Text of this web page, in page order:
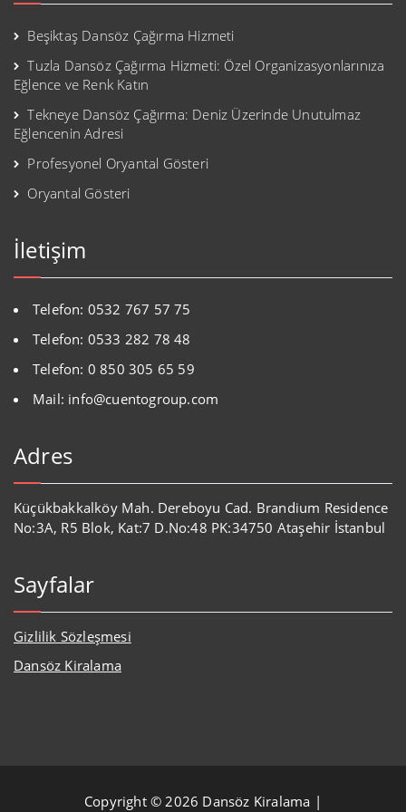
Beşiktaş Dansöz Çağırma Hizmeti
Tuzla Dansöz Çağırma Hizmeti: Özel Organizasyonlarınıza
Eğlence ve Renk Katın
Tekneye Dansöz Çağırma: Deniz Üzerinde Unutulmaz
Eğlencenin Adresi
Profesyonel Oryantal Gösteri
Oryantal Gösteri
İletişim
Telefon: 0532 767 57 75
Telefon: 0533 282 78 48
Telefon: 0 850 305 65 59
Mail: info@cuentogroup.com
Adres
Küçükbakkalköy Mah. Dereboyu Cad. Brandium Residence
No:3A, R5 Blok, Kat:7 D.No:48 PK:34750 Ataşehir İstanbul
Sayfalar
Gizlilik Sözleşmesi
Dansöz Kiralama
Copyright © 2026 Dansöz Kiralama |